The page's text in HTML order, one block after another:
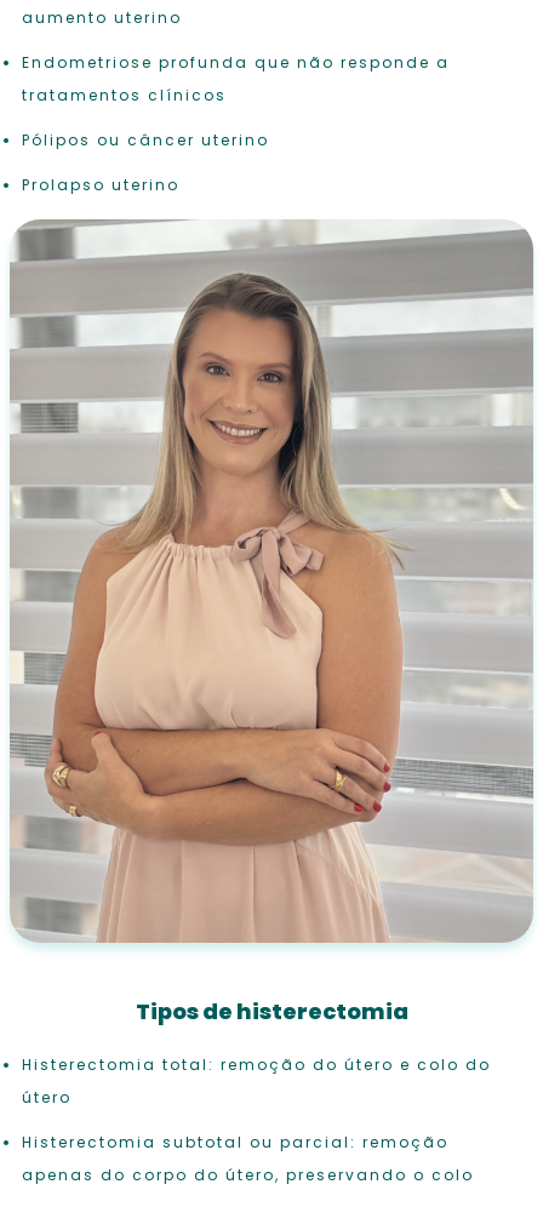
aumento uterino
Endometriose profunda que não responde a
tratamentos clínicos
Pólipos ou câncer uterino
Prolapso uterino
Tipos de histerectomia
Histerectomia total: remoção do útero e colo do
útero
Histerectomia subtotal ou parcial: remoção
apenas do corpo do útero, preservando o colo